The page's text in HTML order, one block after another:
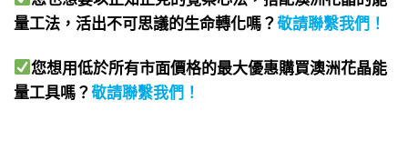
量工法，活出不可思議的生命轉化嗎？敬請聯繫我們 ！
您想用低於所有市面價格的最大優惠購買澳洲花晶能
量工具嗎？敬請聯繫我們 ！